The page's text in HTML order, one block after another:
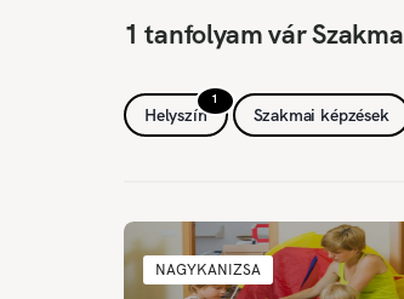
1 tanfolyam vár
1
Helyszín Szakmai képzések
NAGYKANIZSA